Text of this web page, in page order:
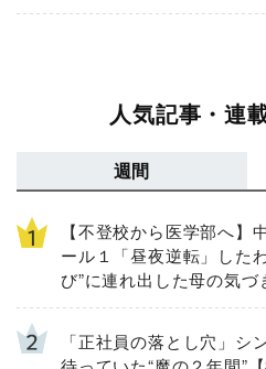
人気記事・連
週間
【不登校から医学部へ】
ール１「昼夜逆転」した
び”に連れ出した母の気づ
「正社員の落とし穴」シ